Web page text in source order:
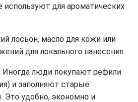
для ароматических
лосьон, масло для кожи или
для локального нанесения.
Иногда люди покупают рефили
и заполняют старые
Это удобно, экономно и